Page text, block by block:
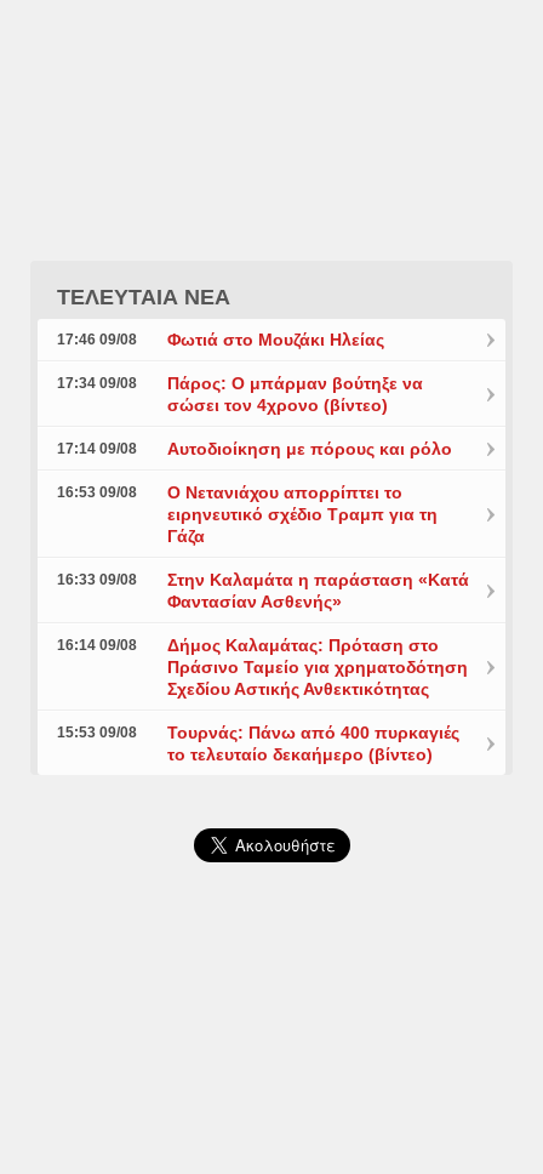
ΤΕΛΕΥΤΑΙΑ ΝΕΑ
17:46 09/08 Φωτιά στο Μουζάκι Ηλείας
17:34 09/08
Πάρος: Ο μπάρμαν βούτηξε να
σώσει τον 4χρονο (βίντεο)
17:14 09/08 Αυτοδιοίκηση με πόρους και ρόλο
16:53 09/08
Ο Νετανιάχου απορρίπτει το
ειρηνευτικό σχέδιο Τραμπ για τη
Γάζα
16:33 09/08
Στην Καλαμάτα η παράσταση «Κατά
Φαντασίαν Ασθενής»
16:14 09/08
Δήμος Καλαμάτας: Πρόταση στο
Πράσινο Ταμείο για χρηματοδότηση
Σχεδίου Αστικής Ανθεκτικότητας
15:53 09/08
Τουρνάς: Πάνω από 400 πυρκαγιές
το τελευταίο δεκαήμερο (βίντεο)